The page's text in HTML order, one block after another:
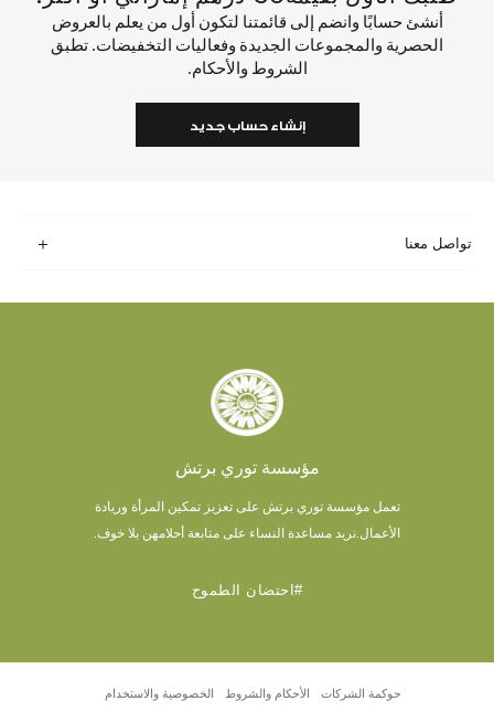
أنشئ حسابًا وانضم إلى قائمتنا لتكون أول من يعلم بالعروض
الحصرية والمجموعات الجديدة وفعاليات التخفيضات. تطبق
الشروط والأحكام.
إنشاء حساب جديد
تواصل معنا
مؤسسة توري برتش
تعمل مؤسسة توري برتش على تعزيز تمكين المرأة وريادة
الأعمال. نريد مساعدة النساء على متابعة أحلامهن بلا خوف.
#احتضان الطموح
حوكمة الشركات الأحكام والشروط الخصوصية والاستخدام